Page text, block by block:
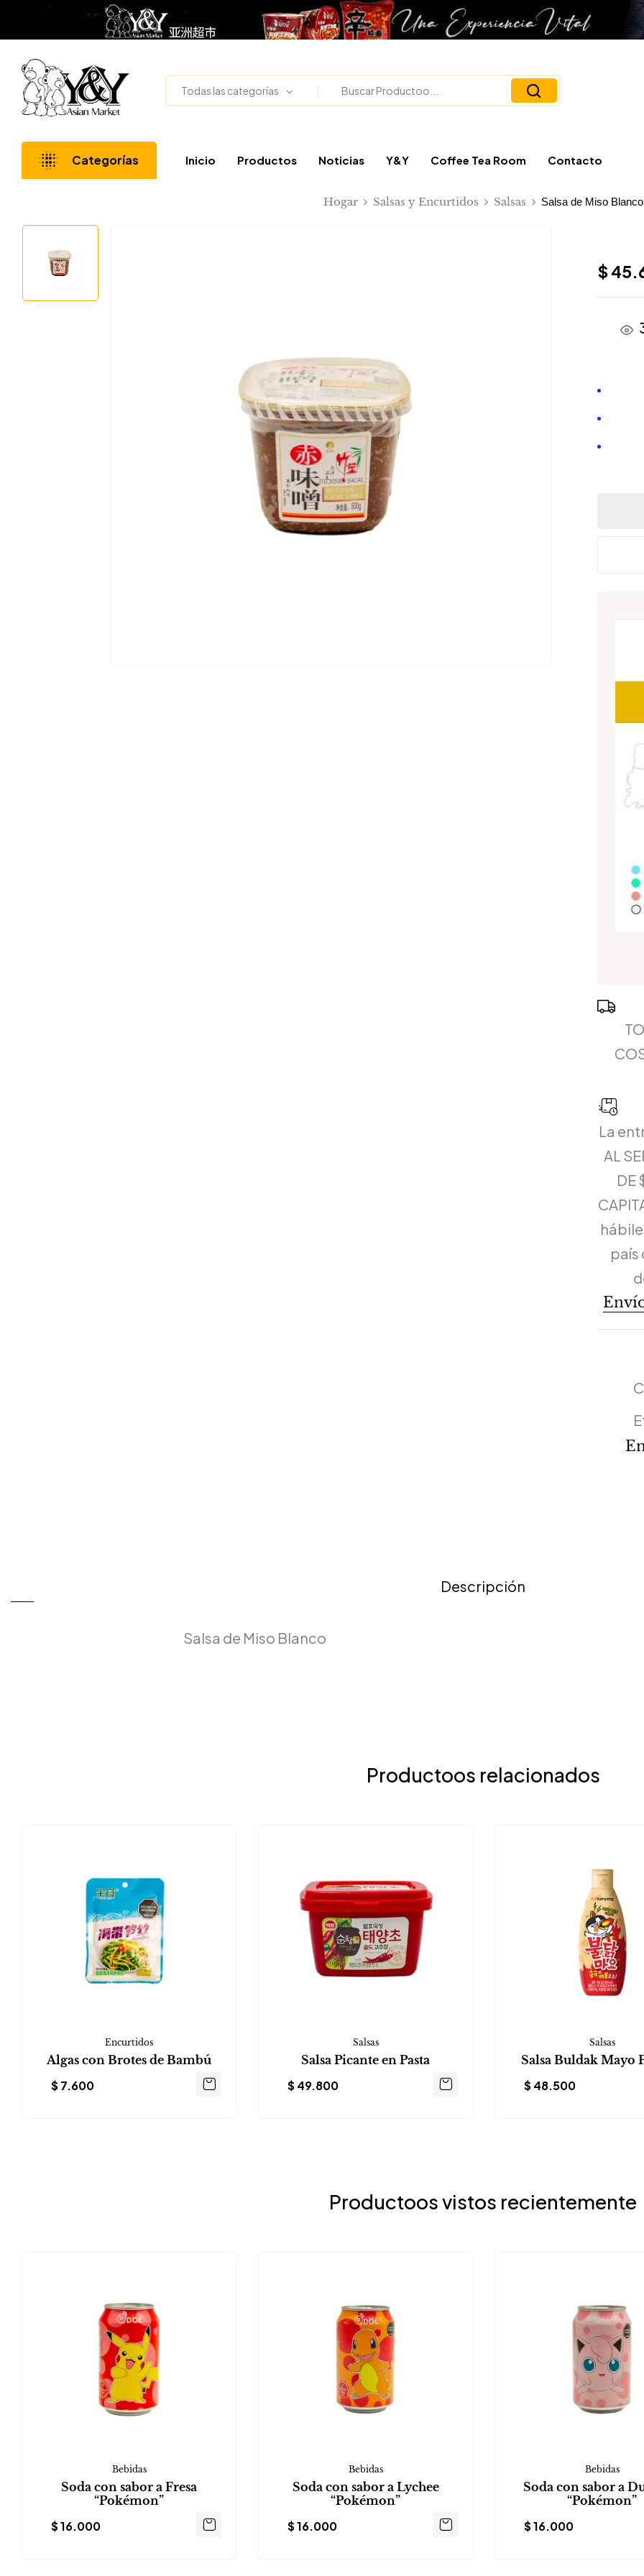
Todas las categorías
Categorías Inicio Productos Noticias Y&Y Coffee Tea Room Contacto
Hogar Salsas y Encurtidos Salsas Salsa de Miso Blanco
$
La
AL
DE
país
Descripción
Salsa de Miso Blanco
Productoos relacionados
Encurtidos
Algas con Brotes de Bambú
$7.600
Salsas
Salsa Picante en Pasta
$49.800
Salsas
Salsa Buldak Mayo
$48.500
Productoos vistos recientemente
Bebidas
Soda con sabor a Fresa
“Pokémon”
$16.000
Bebidas
Soda con sabor a Lychee
“Pokémon”
$16.000
Bebidas
Soda con sabor a
“Pokémon”
$16.000